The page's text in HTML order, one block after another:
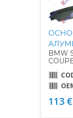
BMW
113